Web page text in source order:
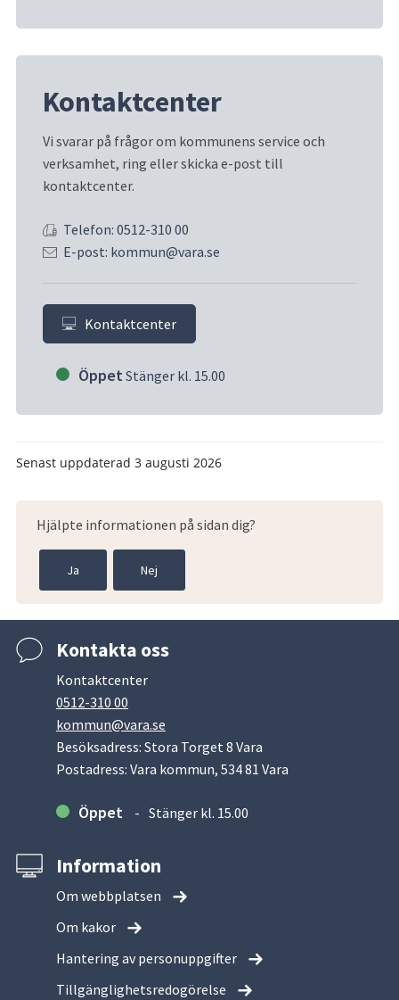
Kontaktcenter
Vi svarar på frågor om kommunens service och
verksamhet, ring eller skicka e-post till
kontaktcenter.
Telefon: 0512-310 00
E-post: kommun@vara.se
Kontaktcenter
Öppet Stänger kl. 15.00
Senast uppdaterad 3 augusti 2026
Hjälpte informationen på sidan dig?
Ja Nej
Kontakta oss
Kontaktcenter
0512-310 00
kommun@vara.se
Besöksadress: Stora Torget 8 Vara
Postadress: Vara kommun, 534 81 Vara
Öppet Stänger kl. 15.00
Information
Om webbplatsen
Om kakor
Hantering av personuppgifter
Tillgänglighetsredogörelse